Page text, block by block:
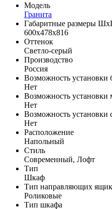
Модель
Гранита
Габаритные размеры
600х478х816
Оттенок
Светло-серый
Производство
Россия
Возможность установки
Нет
Возможность установки
Нет
Возможность установки
Нет
Расположение
Напольный
Стиль
Современный, Лофт
Тип
Шкаф
Тип направляющих
Роликовые
Тип шкафа